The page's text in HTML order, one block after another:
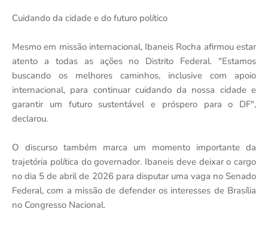
Cuidando da cidade e do futuro político
Mesmo em missão internacional, Ibaneis Rocha afirmou estar
atento a todas as ações no Distrito Federal. "Estamos
buscando os melhores caminhos, inclusive com apoio
internacional, para continuar cuidando da nossa cidade e
garantir um futuro sustentável e próspero para o DF",
declarou.
O discurso também marca um momento importante da
trajetória política do governador. Ibaneis deve deixar o cargo
no dia 5 de abril de 2026 para disputar uma vaga no Senado
Federal, com a missão de defender os interesses de Brasília
no Congresso Nacional.